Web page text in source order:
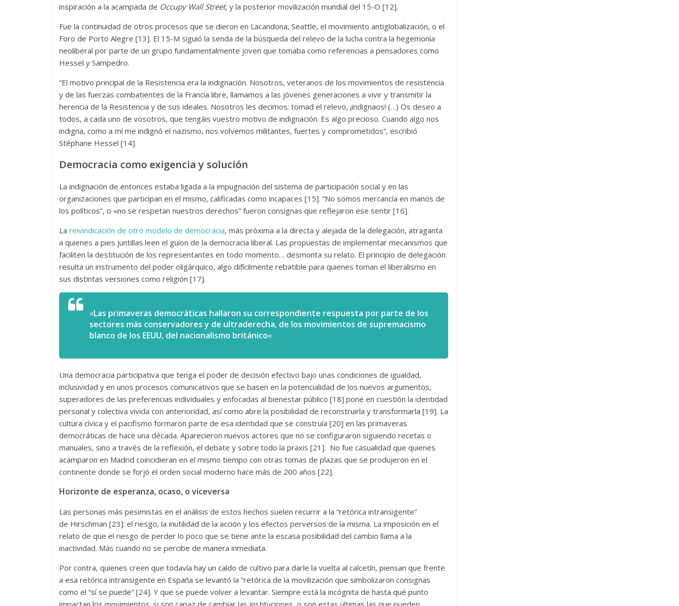
inspiración a la acampada de Occupy Wall Street, y la posterior movilización mundial del 15-O [12].
Fue la continuidad de otros procesos que se dieron en Lacandona, Seattle, el movimiento antiglobalización, o el
Foro de Porto Alegre [13]. El 15-M siguió la senda de la búsqueda del relevo de la lucha contra la hegemonía
neoliberal por parte de un grupo fundamentalmente joven que tomaba como referencias a pensadores como
Hessel y Sampedro.
“El motivo principal de la Resistencia era la indignación. Nosotros, veteranos de los movimientos de resistencia
y de las fuerzas combatientes de la Francia libre, llamamos a las jóvenes generaciones a vivir y transmitir la
herencia de la Resistencia y de sus ideales. Nosotros les decimos: tomad el relevo, ¡indignaos! (…) Os deseo a
todos, a cada uno de vosotros, que tengáis vuestro motivo de indignación. Es algo precioso. Cuando algo nos
indigna, como a mí me indignó el nazismo, nos volvemos militantes, fuertes y comprometidos”, escribió
Stéphane Hessel [14].
Democracia como exigencia y solución
La indignación de entonces estaba ligada a la impugnación del sistema de participación social y en las
organizaciones que participan en el mismo, calificadas como incapaces [15]. “No somos mercancía en manos de
los políticos”, o «no se respetan nuestros derechos” fueron consignas que reflejaron ese sentir [16].
La reivindicación de otro modelo de democracia, más próxima a la directa y alejada de la delegación, atraganta
a quienes a pies juntillas leen el guion de la democracia liberal. Las propuestas de implementar mecanismos que
faciliten la destitución de los representantes en todo momento… desmonta su relato. El principio de delegación
resulta un instrumento del poder oligárquico, algo difícilmente rebatible para quienes toman el liberalismo en
sus distintas versiones como religión [17].
«Las primaveras democráticas hallaron su correspondiente respuesta por parte de los
sectores más conservadores y de ultraderecha, de los movimientos de supremacismo
blanco de los EEUU, del nacionalismo británico«
Una democracia participativa que tenga el poder de decisión efectivo bajo unas condiciones de igualdad,
inclusividad y en unos procesos comunicativos que se basen en la potencialidad de los nuevos argumentos,
superadores de las preferencias individuales y enfocadas al bienestar público [18] pone en cuestión la identidad
personal y colectiva vivida con anterioridad, así como abre la posibilidad de reconstruirla y transformarla [19]. La
cultura cívica y el pacifismo formaron parte de esa identidad que se construía [20] en las primaveras
democráticas de hace una década. Aparecieron nuevos actores que no se configuraron siguiendo recetas o
manuales, sino a través de la reflexión, el debate y sobre todo la praxis [21]. No fue casualidad que quienes
acamparon en Madrid coincidieran en el mismo tiempo con otras tomas de plazas que se produjeron en el
continente donde se forjó el orden social moderno hace más de 200 años [22].
Horizonte de esperanza, ocaso, o viceversa
Las personas más pesimistas en el análisis de estos hechos suelen recurrir a la “retórica intransigente”
de Hirschman [23]: el riesgo, la inutilidad de la acción y los efectos perversos de la misma. La imposición en el
relato de que el riesgo de perder lo poco que se tiene ante la escasa posibilidad del cambio llama a la
inactividad. Más cuando no se percibe de manera inmediata.
Por contra, quienes creen que todavía hay un caldo de cultivo para darle la vuelta al calcetín, piensan que frente
a esa retórica intransigente en España se levantó la “retórica de la movilización que simbolizaron consignas
como el “sí se puede” [24]. Y que se puede volver a levantar. Siempre está la incógnita de hasta qué punto
impactan los movimientos: si son capaz de cambiar las instituciones, o son estas últimas las que pueden